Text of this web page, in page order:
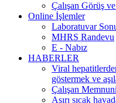
Çalışan Görüş
Online İşlemler
Laboratuvar
MHRS Randevu
E - Nabız
HABERLER
Viral
göstermek ve
Çalışan
Aşırı sıcak